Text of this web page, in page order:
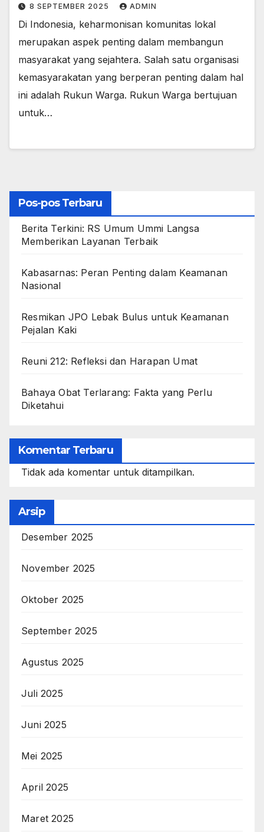
8 SEPTEMBER 2025 ADMIN
Di Indonesia, keharmonisan komunitas lokal
merupakan aspek penting dalam membangun
masyarakat yang sejahtera. Salah satu organisasi
kemasyarakatan yang berperan penting dalam hal
ini adalah Rukun Warga. Rukun Warga bertujuan
untuk…
Pos-pos Terbaru
Berita Terkini: RS Umum Ummi Langsa
Memberikan Layanan Terbaik
Kabasarnas: Peran Penting dalam Keamanan
Nasional
Resmikan JPO Lebak Bulus untuk Keamanan
Pejalan Kaki
Reuni 212: Refleksi dan Harapan Umat
Bahaya Obat Terlarang: Fakta yang Perlu
Diketahui
Komentar Terbaru
Tidak ada komentar untuk ditampilkan.
Arsip
Desember 2025
November 2025
Oktober 2025
September 2025
Agustus 2025
Juli 2025
Juni 2025
Mei 2025
April 2025
Maret 2025